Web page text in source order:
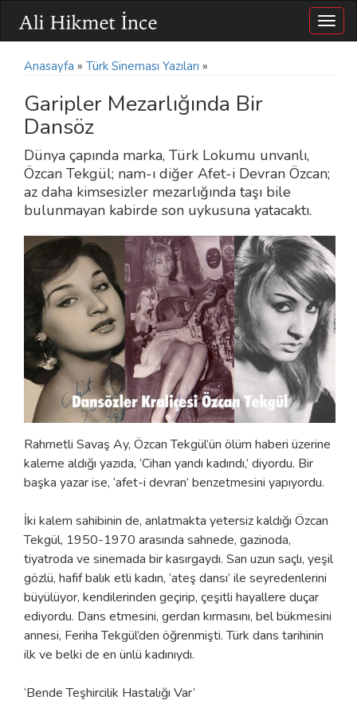
Anasayfa » Türk Sineması Yazıları »
Garipler Mezarlığında Bir
Dansöz
Dünya çapında marka, Türk Lokumu unvanlı,
Özcan Tekgül; nam-ı diğer Afet-i Devran Özcan;
az daha kimsesizler mezarlığında taşı bile
bulunmayan kabirde son uykusuna yatacaktı.
Rahmetli Savaş Ay, Özcan Tekgül’ün ölüm haberi üzerine
kaleme aldığı yazıda, ‘Cihan yandı kadındı,’ diyordu. Bir
başka yazar ise, ‘afet-i devran’ benzetmesini yapıyordu.
İki kalem sahibinin de, anlatmakta yetersiz kaldığı Özcan
Tekgül, 1950-1970 arasında sahnede, gazinoda,
tiyatroda ve sinemada bir kasırgaydı. Sarı uzun saçlı, yeşil
gözlü, hafif balık etli kadın, ‘ateş dansı’ ile seyredenlerini
büyülüyor, kendilerinden geçirip, çeşitli hayallere duçar
ediyordu. Dans etmesini, gerdan kırmasını, bel bükmesini
annesi, Feriha Tekgül’den öğrenmişti. Türk dans tarihinin
ilk ve belki de en ünlü kadınıydı.
‘Bende Teşhircilik Hastalığı Var’